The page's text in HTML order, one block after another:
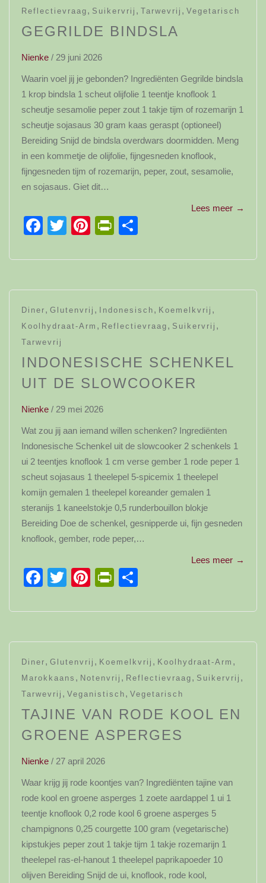
Reflectievraag , Suikervrij , Tarwevrij , Vegetarisch
GEGRILDE BINDSLA
Nienke / 29 juni 2026
Waarin voel jij je gebonden? Ingrediënten Gegrilde bindsla
1 krop bindsla 1 scheut olijfolie 1 teentje knoflook 1
scheutje sesamolie peper zout 1 takje tijm of rozemarijn 1
scheutje sojasaus 30 gram kaas geraspt (optioneel)
Bereiding Snijd de bindsla overdwars doormidden. Meng
in een kommetje de olijfolie, fijngesneden knoflook,
fijngesneden tijm of rozemarijn, peper, zout, sesamolie,
en sojasaus. Giet dit…
Lees meer →
Facebook
TwitterPinterest
PrintFriendly
Diner , Glutenvrij , Indonesisch , Koemelkvrij ,
Koolhydraat-Arm , Reflectievraag , Suikervrij ,
Tarwevrij
INDONESISCHE SCHENKEL
UIT DE SLOWCOOKER
Nienke / 29 mei 2026
Wat zou jij aan iemand willen schenken? Ingrediënten
Indonesische Schenkel uit de slowcooker 2 schenkels 1
ui 2 teentjes knoflook 1 cm verse gember 1 rode peper 1
scheut sojasaus 1 theelepel 5-spicemix 1 theelepel
komijn gemalen 1 theelepel koreander gemalen 1
steranijs 1 kaneelstokje 0,5 runderbouillon blokje
Bereiding Doe de schenkel, gesnipperde ui, fijn gesneden
knoflook, gember, rode peper,…
Lees meer →
Facebook
TwitterPinterest
PrintFriendly
Diner , Glutenvrij , Koemelkvrij , Koolhydraat-Arm ,
Marokkaans , Notenvrij , Reflectievraag , Suikervrij ,
Tarwevrij , Veganistisch , Vegetarisch
TAJINE VAN RODE KOOL EN
GROENE ASPERGES
Nienke / 27 april 2026
Waar krijg jij rode koontjes van? Ingrediënten tajine van
rode kool en groene asperges 1 zoete aardappel 1 ui 1
teentje knoflook 0,2 rode kool 6 groene asperges 5
champignons 0,25 courgette 100 gram (vegetarische)
kipstukjes peper zout 1 takje tijm 1 takje rozemarijn 1
theelepel ras-el-hanout 1 theelepel paprikapoeder 10
olijven Bereiding Snijd de ui, knoflook, rode kool,